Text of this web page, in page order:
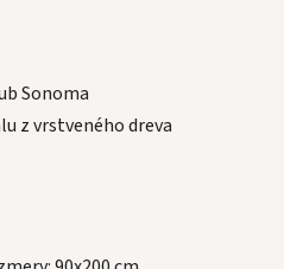
Sonoma
z vrstveného dreva